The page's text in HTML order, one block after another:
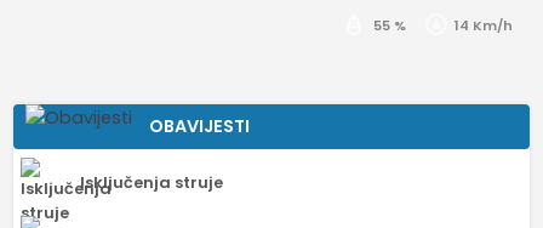
55 % 14 Km/h
OBAVIJESTI
Isključenja struje